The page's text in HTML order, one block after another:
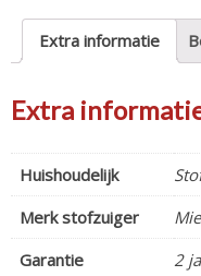
Extra informatie
Extra
Huishoudelijk
Merk stofzuiger
Garantie
2